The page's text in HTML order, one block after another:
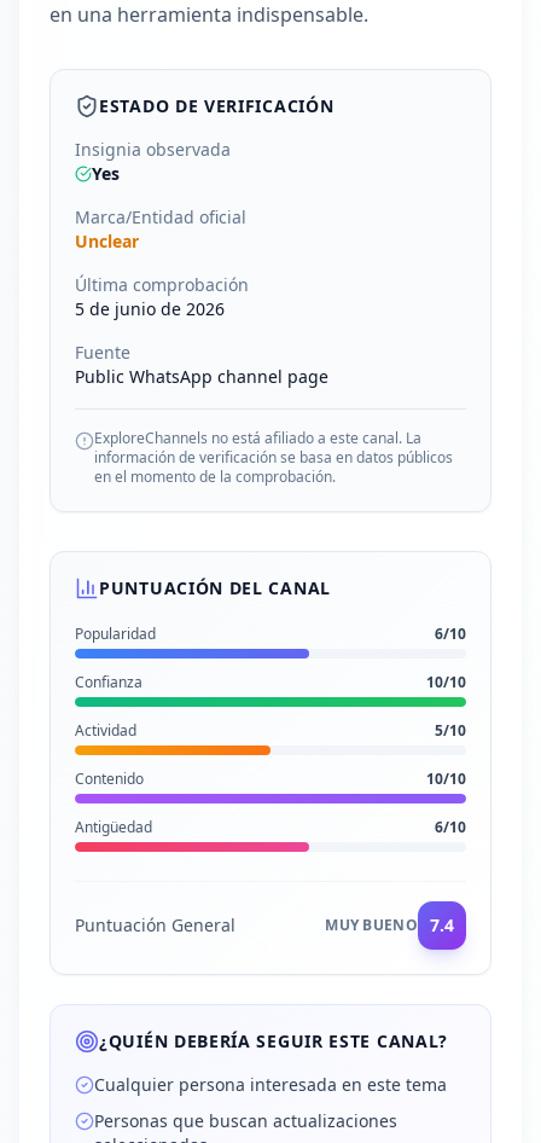
en una herramienta indispensable.
ESTADO DE VERIFICACIÓN
Insignia observada
Yes
Marca/Entidad oficial
Unclear
Última comprobación
5 de junio de 2026
Fuente
Public WhatsApp channel page
ExploreChannels no está afiliado a este canal. La
información de verificación se basa en datos públicos
en el momento de la comprobación.
PUNTUACIÓN DEL CANAL
Popularidad 6/10
Confianza 10/10
Actividad 5/10
Contenido 10/10
Antigüedad 6/10
Puntuación General MUY BUENO 7.4
¿QUIÉN DEBERÍA SEGUIR ESTE CANAL?
Cualquier persona interesada en este tema
Personas que buscan actualizaciones